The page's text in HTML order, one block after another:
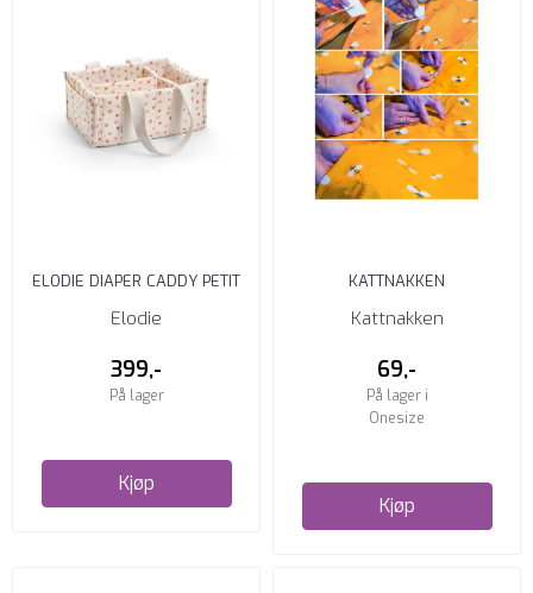
ELODIE DIAPER CADDY PETIT
RIVER ROSE
Elodie
399,-
På lager
Kjøp
KATTNAKKEN
REPERASJONSLAPPER TIL
Kattnakken
69,-
På lager i
Onesize
Kjøp